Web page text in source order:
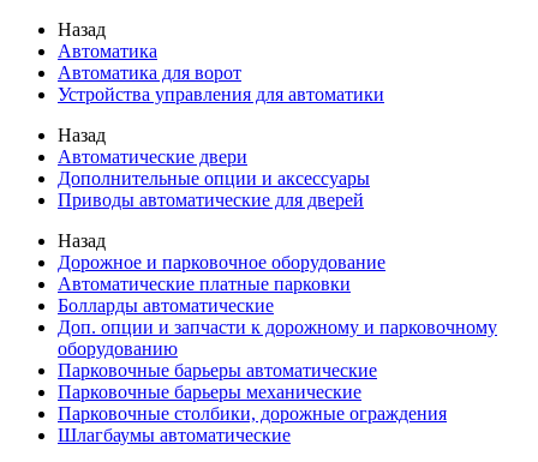
Назад
Автоматика
Автоматика для ворот
Устройства управления для автоматики
Назад
Автоматические двери
Дополнительные опции и аксессуары
Приводы автоматические для дверей
Назад
Дорожное и парковочное оборудование
Автоматические платные парковки
Болларды автоматические
Доп. опции и запчасти к дорожному и парковочному
оборудованию
Парковочные барьеры автоматические
Парковочные барьеры механические
Парковочные столбики, дорожные ограждения
Шлагбаумы автоматические